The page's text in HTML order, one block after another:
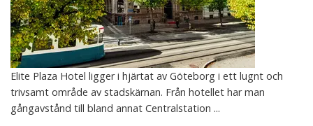
Elite Plaza Hotel ligger i hjärtat av Göteborg i ett lugnt och
trivsamt område av stadskärnan. Från hotellet har man
gångavstånd till bland annat Centralstation ...